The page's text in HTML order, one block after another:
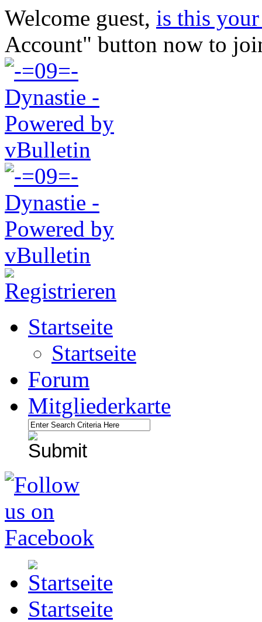
Welcome guest, is this
Account" button now to
Startseite
Startseite
Forum
Mitgliederkarte
Startseite